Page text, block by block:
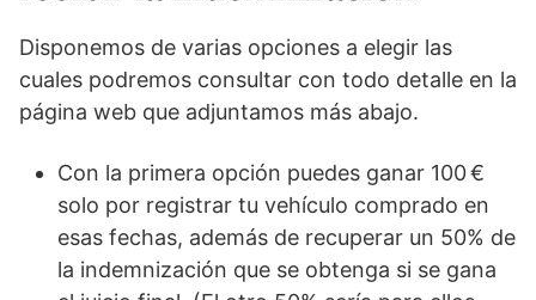
Disponemos de varias opciones a elegir las
cuales podremos consultar con todo detalle en la
página web que adjuntamos más abajo.
Con la primera opción puedes ganar 100 €
solo por registrar tu vehículo comprado en
esas fechas, además de recuperar un 50% de
la indemnización que se obtenga si se gana